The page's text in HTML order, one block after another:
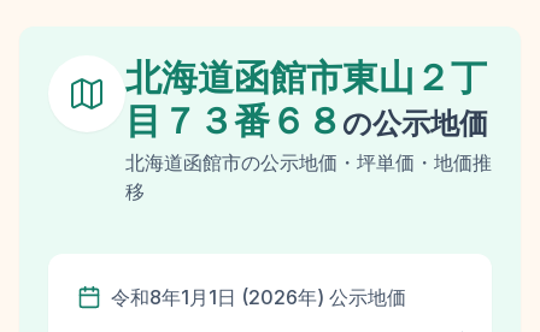
北海道函館市東山２丁
目７３番６８ の公示地価
北海道函館市の公示地価 ・坪単価・地価推
移
令和8年1月1日 (2026年) 公示地価